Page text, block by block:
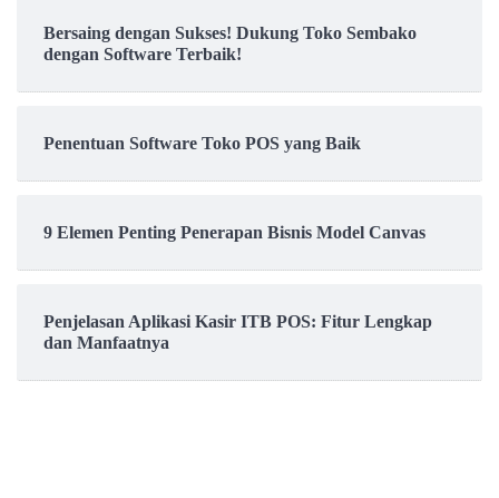
Bersaing dengan Sukses! Dukung Toko Sembako
dengan Software Terbaik!
Penentuan Software Toko POS yang Baik
9 Elemen Penting Penerapan Bisnis Model Canvas
Penjelasan Aplikasi Kasir ITB POS: Fitur Lengkap
dan Manfaatnya